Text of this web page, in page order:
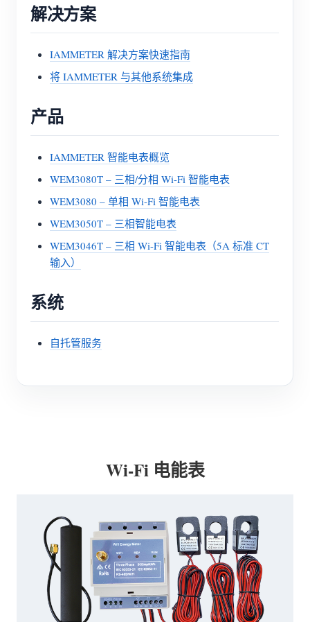
解决方案
IAMMETER 解决方案快速指南
将 IAMMETER 与其他系统集成
产品
IAMMETER 智能电表概览
WEM3080T – 三相/分相 Wi-Fi 智能电表
WEM3080 – 单相 Wi-Fi 智能电表
WEM3050T – 三相智能电表
WEM3046T – 三相 Wi-Fi 智能电表（5A 标准 CT
输入）
系统
自托管服务
Wi-Fi 电能表